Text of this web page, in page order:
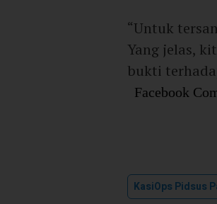
“Untuk
Yang jelas,
bukti
Facebook
KasiOps Pidsus